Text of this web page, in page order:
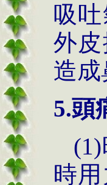
吸
外
造
5.頭
時